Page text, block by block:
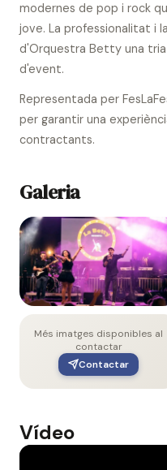
modernes de pop i rock
jove. La professionalitat i
d'Orquestra Betty una
d'event.
Representada per
per garantir una
contractants.
Galeria
Més imatges disponibles al
contactar
Contactar
Vídeo